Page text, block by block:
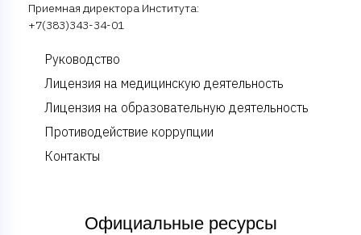
Приемная директора Института:
+7(383)343-34-01
Руководство
Лицензия на медицинскую деятельность
Лицензия на образовательную деятельность
Противодействие коррупции
Контакты
Официальные ресурсы